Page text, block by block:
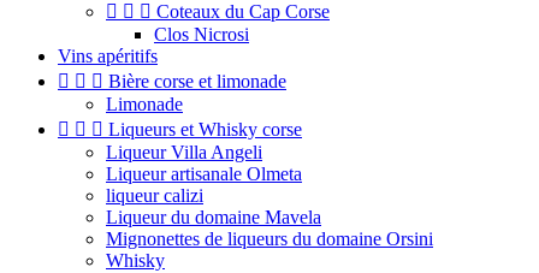
   Coteaux du Cap Corse
Clos Nicrosi
Vins apéritifs
   Bière corse et limonade
Limonade
   Liqueurs et Whisky corse
Liqueur Villa Angeli
Liqueur artisanale Olmeta
liqueur calizi
Liqueur du domaine Mavela
Mignonettes de liqueurs du domaine Orsini
Whisky